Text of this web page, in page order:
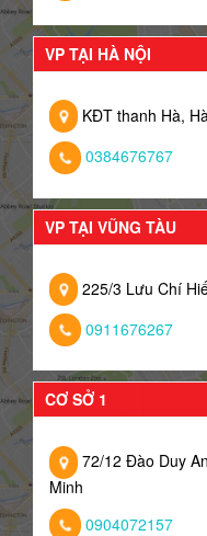
VP TẠI HÀ NỘI
KĐT thanh Hà,
0384676767
VP TẠI VŨNG TÀU
225/3 Lưu Chí
0911676267
CƠ SỞ 1
72/12 Đào Duy
Minh
0904072157